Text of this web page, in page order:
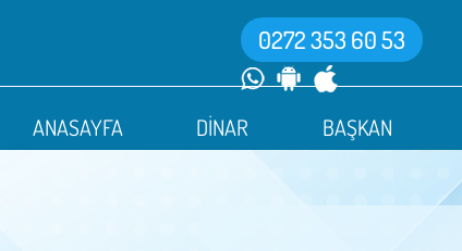
0272 353 60 53
ANASAYFA DİNAR BAŞKAN